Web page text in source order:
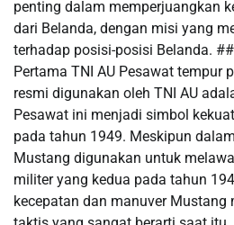
penting dalam memperjuangkan
dari Belanda, dengan misi yang
terhadap posisi-posisi Belanda.
Pertama TNI AU Pesawat tempur
resmi digunakan oleh TNI AU
Pesawat ini menjadi simbol
pada tahun 1949. Meskipun
Mustang digunakan untuk
militer yang kedua pada tahun
kecepatan dan manuver Mustang